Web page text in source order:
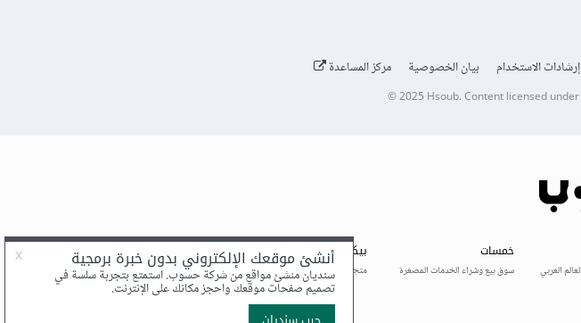
إرشادات الاستخدام بيان الخصوصية مركز المساعدة
© 2025 Hsoub.Content licensed under